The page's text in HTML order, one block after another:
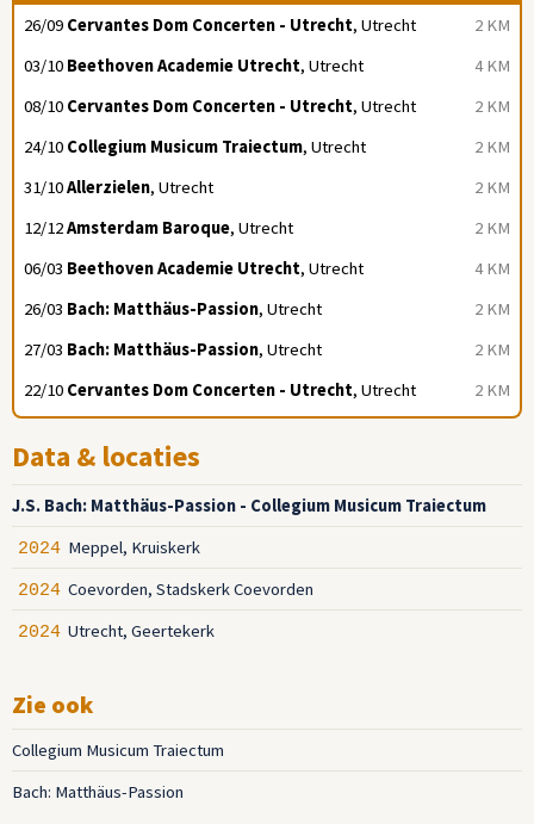
2 KM
26/09 Cervantes Dom Concerten - Utrecht, Utrecht
4 KM
03/10 Beethoven Academie Utrecht, Utrecht
2 KM
08/10 Cervantes Dom Concerten - Utrecht, Utrecht
2 KM
24/10 Collegium Musicum Traiectum, Utrecht
2 KM
31/10Allerzielen, Utrecht
2 KM
12/12Amsterdam Baroque, Utrecht
4 KM
06/03 Beethoven Academie Utrecht, Utrecht
2 KM
26/03 Bach: Matthäus-Passion, Utrecht
2 KM
27/03 Bach: Matthäus-Passion, Utrecht
2 KM
22/10 Cervantes Dom Concerten - Utrecht, Utrecht
Data & locaties
J.S. Bach: Matthäus-Passion - Collegium Musicum Traiectum
2024 Meppel, Kruiskerk
2024 Coevorden, Stadskerk Coevorden
2024 Utrecht, Geertekerk
Zie ook
Collegium Musicum Traiectum
Bach: Matthäus-Passion